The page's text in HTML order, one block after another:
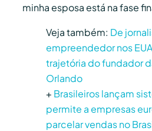
minha esposa está na fase
Veja também: De
empreendedor nos
trajetória do fundador
Orlando
+ Brasileiros lançam
permite a empresas
parcelar vendas no